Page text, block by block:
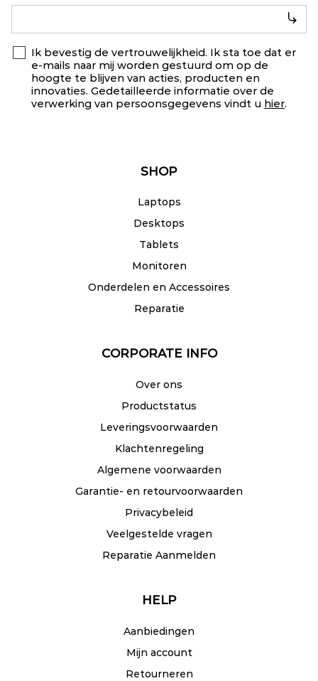
Ik bevestig de vertrouwelijkheid. Ik sta toe dat er
e-mails naar mij worden gestuurd om op de
hoogte te blijven van acties, producten en
innovaties. Gedetailleerde informatie over de
verwerking van persoonsgegevens vindt u hier.
SHOP
Laptops
Desktops
Tablets
Monitoren
Onderdelen en Accessoires
Reparatie
CORPORATE INFO
Over ons
Productstatus
Leveringsvoorwaarden
Klachtenregeling
Algemene voorwaarden
Garantie- en retourvoorwaarden
Privacybeleid
Veelgestelde vragen
Reparatie Aanmelden
HELP
Aanbiedingen
Mijn account
Retourneren